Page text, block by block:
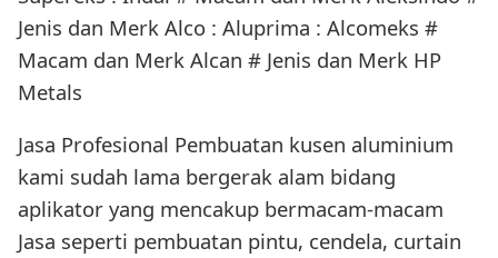
Jenis dan Merk Alco : Aluprima : Alcomeks #
Macam dan Merk Alcan # Jenis dan Merk HP
Metals
Jasa Profesional Pembuatan kusen aluminium
kami sudah lama bergerak alam bidang
aplikator yang mencakup bermacam-macam
Jasa seperti pembuatan pintu, cendela, curtain